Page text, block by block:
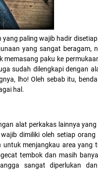
yang paling wajib hadir
yang sangat beragam,
memasang paku ke
sudah dilengkapi dengan
lho! Oleh sebab itu,
hal.
alat perkakas lainnya
dimiliki oleh setiap orang
untuk menjangkau area yang
tembok dan masih
sangat diperlukan